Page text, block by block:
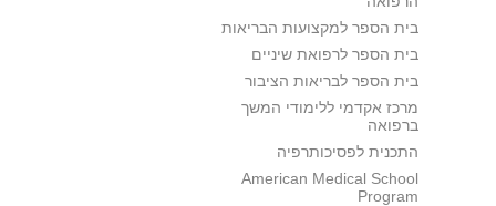
בית הספר למקצועות הבריאות
בית הספר לרפואת שיניים
בית הספר לבריאות הציבור
מרכז אקדמי ללימודי המשך
ברפואה
התכנית לפסיכותרפיה
American Medical School
Program